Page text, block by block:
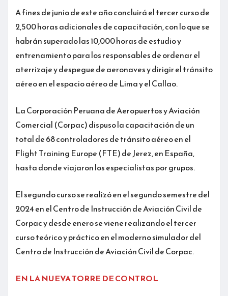
VIAJERO
Destinos
A fines de junio de este año concluirá el tercer curso de
2,500 horas adicionales de capacitación, con lo que se
habrán superado las 10,000 horas de estudio y
entrenamiento para los responsables de ordenar el
aterrizaje y despegue de aeronaves y dirigir el tránsito
aéreo en el espacio aéreo de Lima y el Callao.
La Corporación Peruana de Aeropuertos y Aviación
Comercial (Corpac) dispuso la capacitación de un
total de 68 controladores de tránsito aéreo en el
Flight Training Europe (FTE) de Jerez, en España,
hasta donde viajaron los especialistas por grupos.
El segundo curso se realizó en el segundo semestre del
2024 en el Centro de Instrucción de Aviación Civil de
Corpac y desde enero se viene realizando el tercer
curso teórico y práctico en el moderno simulador del
Centro de Instrucción de Aviación Civil de Corpac.
EN LA NUEVA TORRE DE CONTROL